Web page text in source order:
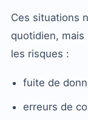
Ces situations
quotidien,
les risques :
fuite de
erreurs de